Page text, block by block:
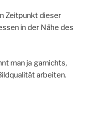
Zeitpunkt dieser
in der Nähe des
man ja garnichts,
arbeiten.